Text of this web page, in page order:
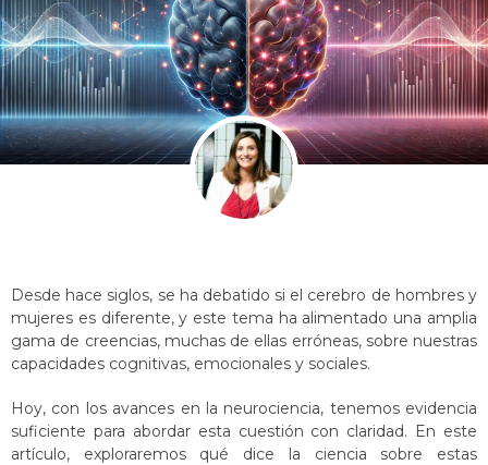
Desde hace siglos, se ha debatido si el cerebro de hombres y
mujeres es diferente, y este tema ha alimentado una amplia
gama de creencias, muchas de ellas erróneas, sobre nuestras
capacidades cognitivas, emocionales y sociales.
Hoy, con los avances en la neurociencia, tenemos evidencia
suficiente para abordar esta cuestión con claridad. En este
artículo, exploraremos qué dice la ciencia sobre estas